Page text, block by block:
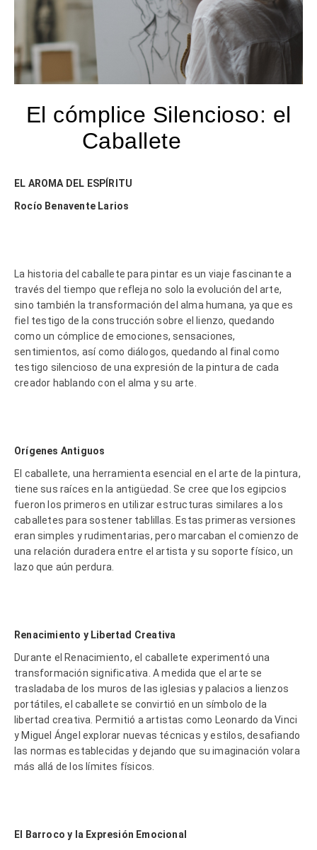
El cómplice Silencioso: el
Caballete
EL AROMA DEL ESPÍRITU
Rocío Benavente Larios
La historia del caballete para pintar es un viaje fascinante a
través del tiempo que refleja no solo la evolución del arte,
sino también la transformación del alma humana, ya que es
fiel testigo de la construcción sobre el lienzo, quedando
como un cómplice de emociones, sensaciones,
sentimientos, así como diálogos, quedando al final como
testigo silencioso de una expresión de la pintura de cada
creador hablando con el alma y su arte.
Orígenes Antiguos
El caballete, una herramienta esencial en el arte de la pintura,
tiene sus raíces en la antigüedad. Se cree que los egipcios
fueron los primeros en utilizar estructuras similares a los
caballetes para sostener tablillas. Estas primeras versiones
eran simples y rudimentarias, pero marcaban el comienzo de
una relación duradera entre el artista y su soporte físico, un
lazo que aún perdura.
Renacimiento y Libertad Creativa
Durante el Renacimiento, el caballete experimentó una
transformación significativa. A medida que el arte se
trasladaba de los muros de las iglesias y palacios a lienzos
portátiles, el caballete se convirtió en un símbolo de la
libertad creativa. Permitió a artistas como Leonardo da Vinci
y Miguel Ángel explorar nuevas técnicas y estilos, desafiando
las normas establecidas y dejando que su imaginación volara
más allá de los límites físicos.
El Barroco y la Expresión Emocional